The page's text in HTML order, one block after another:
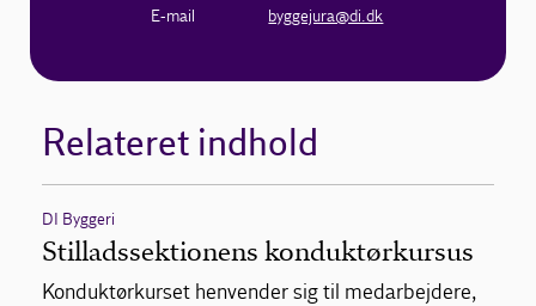
E-mail
byggejura@di.dk
Relateret indhold
DI Byggeri
Stilladssektionens konduktørkursus
Konduktørkurset henvender sig til medarbejdere,